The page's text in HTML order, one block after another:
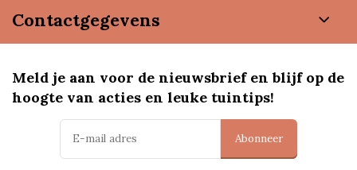
Contactgegevens
Meld je aan voor de nieuwsbrief en blijf op de
hoogte van acties en leuke tuintips!
Abonneer